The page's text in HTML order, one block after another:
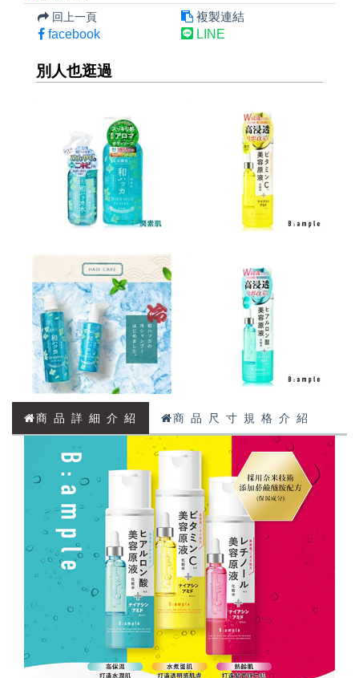
回上一頁
複製連結
facebook
LINE
別人也逛過
商 品 詳 細 介 紹 商 品 尺 寸 規 格 介 紹